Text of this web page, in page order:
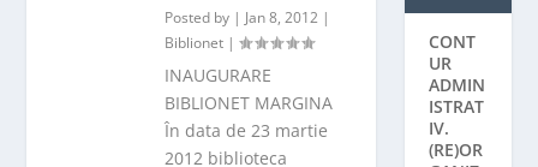
Posted by | Jan 8, 2012 |
Biblionet |
INAUGURARE
BIBLIONET MARGINA
În data de 23 martie
2012 biblioteca
CONT
UR
ADMIN
ISTRAT
IV.
(RE)OR